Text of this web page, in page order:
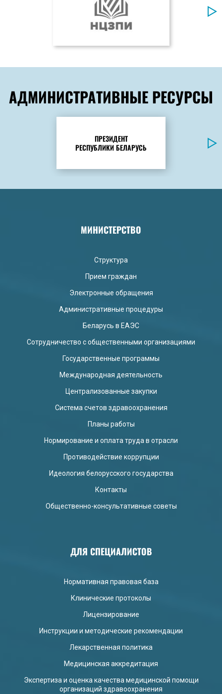
АДМИНИСТРАТИВНЫЕ РЕСУРСЫ
ПРЕЗИДЕНТ
РЕСПУБЛИКИ БЕЛАРУСЬ
МИНИСТЕРСТВО
Структура
Прием граждан
Электронные обращения
Административные процедуры
Беларусь в ЕАЭС
Сотрудничество с общественными организациями
Государственные программы
Международная деятельность
Централизованные закупки
Система счетов здравоохранения
Планы работы
Нормирование и оплата труда в отрасли
Противодействие коррупции
Идеология белорусского государства
Контакты
Общественно-консультативные советы
ДЛЯ СПЕЦИАЛИСТОВ
Нормативная правовая база
Клинические протоколы
Лицензирование
Инструкции и методические рекомендации
Лекарственная политика
Медицинская аккредитация
Экспертиза и оценка качества медицинской помощи
организаций здравоохранения